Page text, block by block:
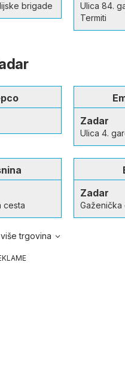
brigade
Ulica 84.
Termiti
Zadar
Ulica 4.
cesta
Zadar
Gaženička
trgovina